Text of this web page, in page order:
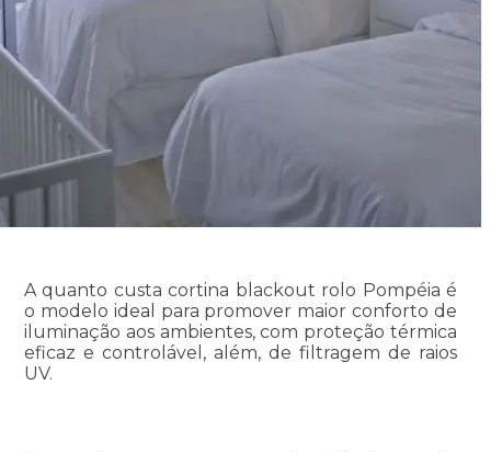
A quanto custa cortina blackout rolo Pompéia é
o modelo ideal para promover maior conforto de
iluminação aos ambientes, com proteção térmica
eficaz e controlável, além, de filtragem de raios
UV.